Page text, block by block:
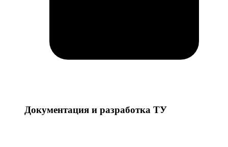
Документация и разработка ТУ